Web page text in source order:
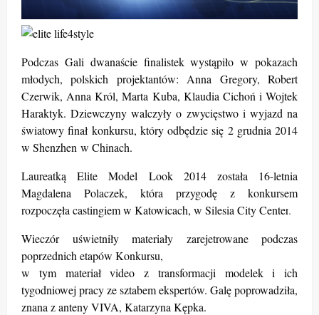
Podczas Gali dwanaście finalistek wystąpiło w pokazach
młodych, polskich projektantów: Anna Gregory, Robert
Czerwik, Anna Król, Marta Kuba, Klaudia Cichoń i Wojtek
Haraktyk. Dziewczyny walczyły o zwycięstwo i wyjazd na
światowy finał konkursu, który odbędzie się 2 grudnia 2014
w Shenzhen w Chinach.
Laureatką Elite Model Look 2014 została 16-letnia
Magdalena Polaczek, która przygodę z konkursem
rozpoczęła castingiem w Katowicach, w Silesia City Center.
Wieczór uświetniły materiały zarejetrowane podczas
poprzednich etapów Konkursu,
w tym materiał video z transformacji modelek i ich
tygodniowej pracy ze sztabem ekspertów. Galę poprowadziła,
znana z anteny VIVA, Katarzyna Kępka.